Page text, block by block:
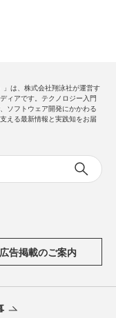
」は、株式会社翔泳社が運営す
ィアです。テクノロジー入門
ソフトウェア開発にかかわる
える最新情報と実践知をお届
広告掲載のご案内